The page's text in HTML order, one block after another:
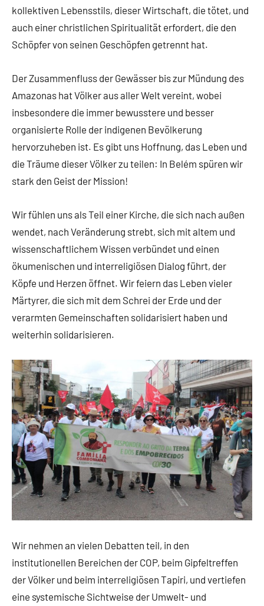
kollektiven Lebensstils, dieser Wirtschaft, die tötet, und
auch einer christlichen Spiritualität erfordert, die den
Schöpfer von seinen Geschöpfen getrennt hat.
Der Zusammenfluss der Gewässer bis zur Mündung des
Amazonas hat Völker aus aller Welt vereint, wobei
insbesondere die immer bewusstere und besser
organisierte Rolle der indigenen Bevölkerung
hervorzuheben ist. Es gibt uns Hoffnung, das Leben und
die Träume dieser Völker zu teilen: In Belém spüren wir
stark den Geist der Mission!
Wir fühlen uns als Teil einer Kirche, die sich nach außen
wendet, nach Veränderung strebt, sich mit altem und
wissenschaftlichem Wissen verbündet und einen
ökumenischen und interreligiösen Dialog führt, der
Köpfe und Herzen öffnet. Wir feiern das Leben vieler
Märtyrer, die sich mit dem Schrei der Erde und der
verarmten Gemeinschaften solidarisiert haben und
weiterhin solidarisieren.
Wir nehmen an vielen Debatten teil, in den
institutionellen Bereichen der COP, beim Gipfeltreffen
der Völker und beim interreligiösen Tapiri, und vertiefen
eine systemische Sichtweise der Umwelt- und